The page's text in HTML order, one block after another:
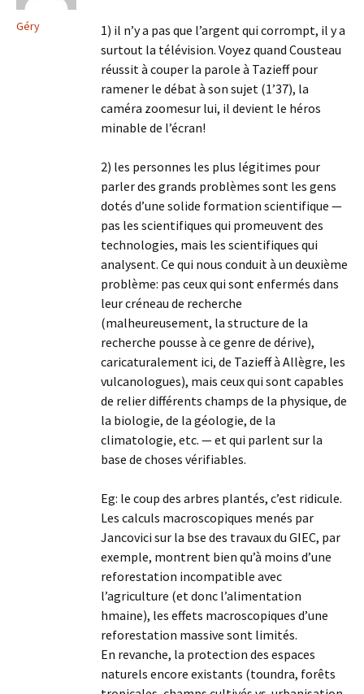
Géry
1) il n’y a pas que l’argent qui corrompt, il y a
surtout la télévision. Voyez quand Cousteau
réussit à couper la parole à Tazieff pour
ramener le débat à son sujet (1’37), la
caméra zoomesur lui, il devient le héros
minable de l’écran!
2) les personnes les plus légitimes pour
parler des grands problèmes sont les gens
dotés d’une solide formation scientifique —
pas les scientifiques qui promeuvent des
technologies, mais les scientifiques qui
analysent. Ce qui nous conduit à un deuxième
problème: pas ceux qui sont enfermés dans
leur créneau de recherche
(malheureusement, la structure de la
recherche pousse à ce genre de dérive),
caricaturalement ici, de Tazieff à Allègre, les
vulcanologues), mais ceux qui sont capables
de relier différents champs de la physique, de
la biologie, de la géologie, de la
climatologie, etc. — et qui parlent sur la
base de choses vérifiables.
Eg: le coup des arbres plantés, c’est ridicule.
Les calculs macroscopiques menés par
Jancovici sur la bse des travaux du GIEC, par
exemple, montrent bien qu’à moins d’une
reforestation incompatible avec
l’agriculture (et donc l’alimentation
hmaine), les effets macroscopiques d’une
reforestation massive sont limités.
En revanche, la protection des espaces
naturels encore existants (toundra, forêts